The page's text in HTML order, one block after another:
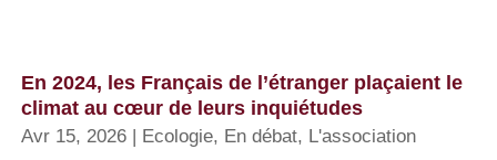
En 2024, les Français de l’étranger plaçaient le
climat au cœur de leurs inquiétudes
Avr 15, 2026 Ecologie, En débat, L'association